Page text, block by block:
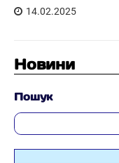
14.02.2025
Новини
Пошук